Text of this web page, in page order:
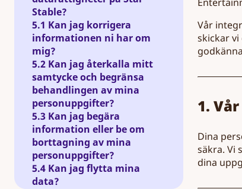
Stable?
5.1 Kan jag korrigera
informationen ni har om
mig?
5.2 Kan jag återkalla mitt
samtycke och begränsa
behandlingen av mina
personuppgifter?
5.3 Kan jag begära
information eller be om
borttagning av mina
personuppgifter?
5.4 Kan jag flytta mina
data?
Vår
skickar
1.
Dina
säkra. Vi
dina